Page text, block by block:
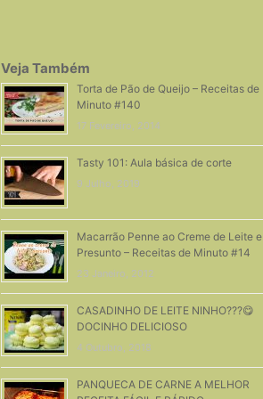
Veja Também
Torta de Pão de Queijo – Receitas de
Minuto #140
17 Fevereiro, 2014
Tasty 101: Aula básica de corte
9 Julho, 2019
Macarrão Penne ao Creme de Leite e
Presunto – Receitas de Minuto #14
23 Janeiro, 2012
CASADINHO DE LEITE NINHO???😋
DOCINHO DELICIOSO
4 Outubro, 2018
PANQUECA DE CARNE A MELHOR